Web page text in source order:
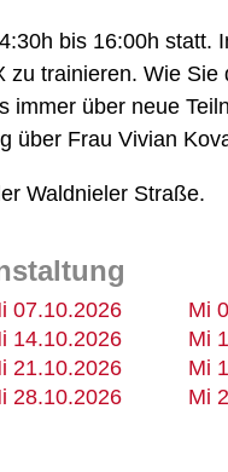
bis 16:00h
trainieren. Wie
immer über neue
über Frau Vivian
Waldnieler Straße.
07.10.2026
14.10.2026
21.10.2026
28.10.2026
Mi
Mi
Mi
Mi